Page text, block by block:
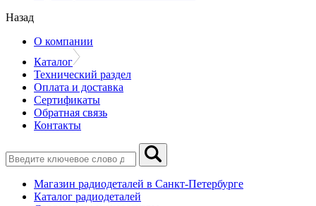
Назад
О компании
Каталог
Технический раздел
Оплата и доставка
Сертификаты
Обратная связь
Контакты
Магазин радиодеталей в Санкт-Петербурге
Каталог радиодеталей